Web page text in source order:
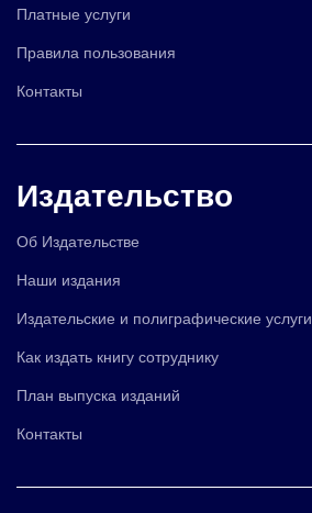
Платные услуги
Правила пользования
Контакты
Издательство
Об Издательстве
Наши издания
Издательские и полиграфические услуги
Как издать книгу сотруднику
План выпуска изданий
Контакты